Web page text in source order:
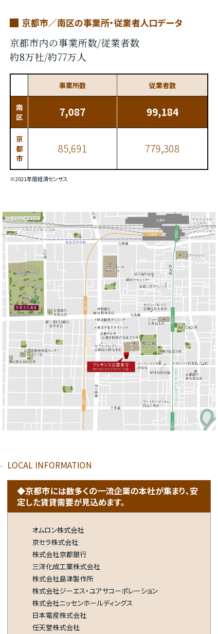
京都市／南区の事業所・従業者人口データ
京都市内の事業所数/従業者数
約8万社/約77万人
事業所数 従業者数
南
区
7,087 99,184
京
都
市
85,691 779,308
※2021年度経済センサス
LOCAL INFORMATION
◆京都市には数多くの一流企業の本社が集まり、安
定した賃貸需要が見込めます。
オムロン株式会社
京セラ株式会社
株式会社京都銀行
三洋化成工業株式会社
株式会社島津製作所
株式会社ジーエス・ユアサコーポレーション
株式会社ニッセンホールディングス
日本電産株式会社
任天堂株式会社